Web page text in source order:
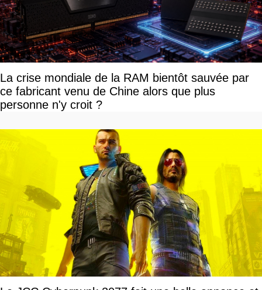
La crise mondiale de la RAM bientôt sauvée par
ce fabricant venu de Chine alors que plus
personne n'y croit ?